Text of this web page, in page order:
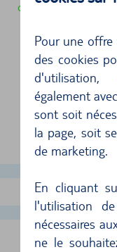
Pour une
des cookies
également
sont soit
la page, soit
de marketing.
En cliquant
l'utilisation
nécessaires
ne le
disponible
Annulation